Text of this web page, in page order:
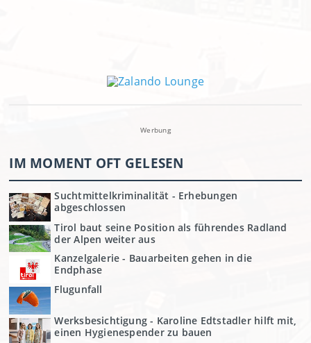
Werbung
IM MOMENT OFT GELESEN
Suchtmittelkriminalität - Erhebungen
abgeschlossen
Tirol baut seine Position als führendes Radland
der Alpen weiter aus
Kanzelgalerie - Bauarbeiten gehen in die
Endphase
Flugunfall
Werksbesichtigung - Karoline Edtstadler hilft mit,
einen Hygienespender zu bauen